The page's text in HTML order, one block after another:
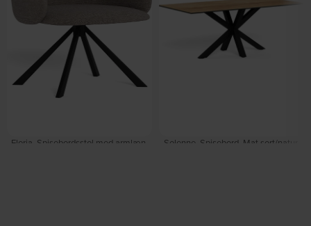
Eloria, Spisebordsstol med armlæn,
Solenne, Spisebord, Mat sort/natur,